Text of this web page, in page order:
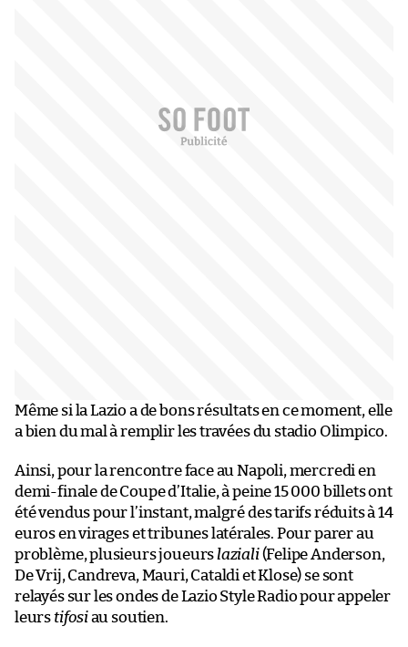
Même si la Lazio a de bons résultats en ce moment, elle
a bien du mal à remplir les travées du stadio Olimpico.
Ainsi, pour la rencontre face au Napoli, mercredi en
demi-finale de Coupe d’Italie, à peine 15 000 billets ont
été vendus pour l’instant, malgré des tarifs réduits à 14
euros en virages et tribunes latérales. Pour parer au
problème, plusieurs joueurs laziali(Felipe Anderson,
De Vrij, Candreva, Mauri, Cataldi et Klose) se sont
relayés sur les ondes de Lazio Style Radio pour appeler
leurstifosiau soutien.